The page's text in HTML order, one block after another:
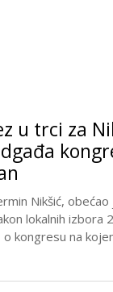
u trci za
Nikšić,
lokalnih izbora
kongresu na